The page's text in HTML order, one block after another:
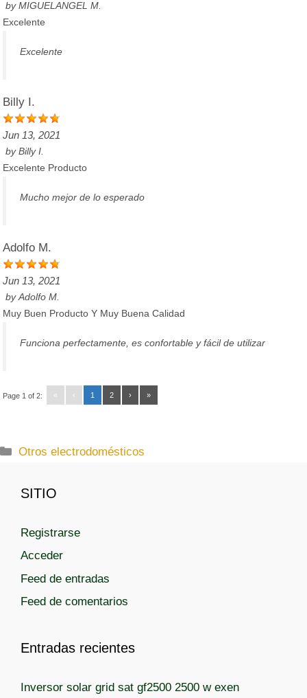
byMIGUELANGEL M.
Excelente
Excelente
Billy I.
Jun 13, 2021
byBilly I.
Excelente Producto
Mucho mejor de lo esperado
Adolfo M.
Jun 13, 2021
byAdolfo M.
Muy Buen Producto Y Muy Buena Calidad
Funciona perfectamente, es confortable y fácil de utilizar
Page 1 of 2: « ‹ 1 2 › »
C
e
o
r
a
s
Otros electrodomésticos
SITIO
Registrarse
Acceder
Feed de entradas
Feed de comentarios
Entradas recientes
Inversor solar grid sat gf2500 2500 w exen